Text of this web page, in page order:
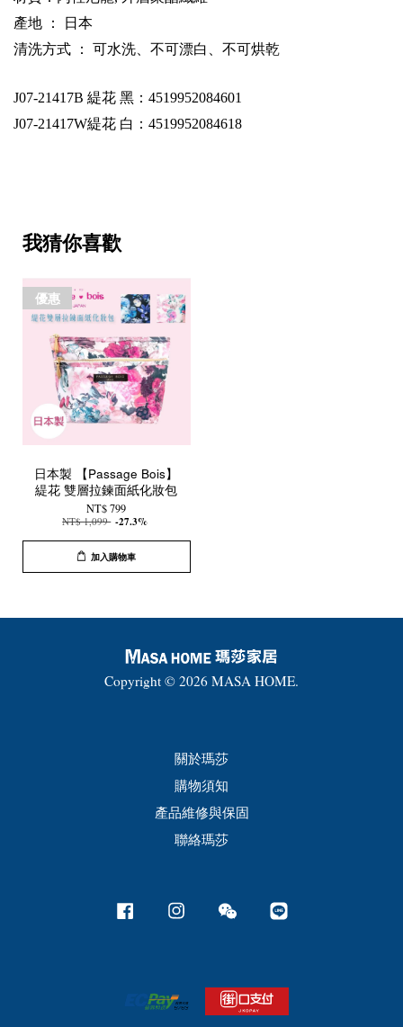
產地 ： 日本
清洗方式 ： 可水洗、不可漂白、不可烘乾
J07-21417B 緹花 黑：4519952084601
J07-21417W緹花 白：4519952084618
我猜你喜歡
優惠
日本製 【Passage Bois】
緹花 雙層拉鍊面紙化妝包
NT$ 799
NT$ 1,099 -27.3%
加入購物車
Copyright © 2026 MASA HOME.
關於瑪莎
購物須知
產品維修與保固
聯絡瑪莎
Facebook Instagram Wechat